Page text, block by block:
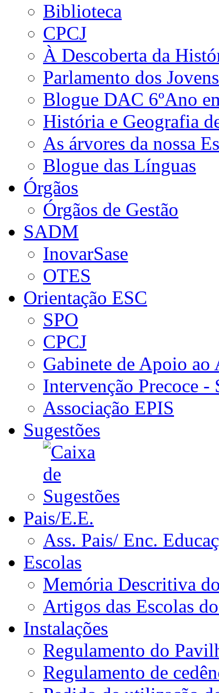
Biblioteca
CPCJ
À Descoberta da
Parlamento dos Jovens
Blogue DAC 6ºAno
História e Geografia
As árvores da nossa
Blogue das Línguas
Órgãos
Órgãos de Gestão
SADM
InovarSase
OTES
Orientação ESC
SPO
CPCJ
Gabinete de Apoio ao
Intervenção Precoce -
Associação EPIS
Sugestões
Pais/E.E.
Ass. Pais/ Enc.
Escolas
Memória Descritiva
Artigos das Escolas
Instalações
Regulamento do
Regulamento de